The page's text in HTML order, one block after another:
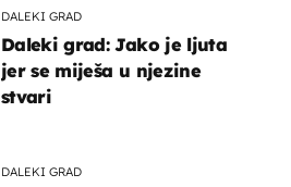
DALEKI GRAD
Daleki grad: Jako je ljuta
jer se miješa u njezine
stvari
DALEKI GRAD